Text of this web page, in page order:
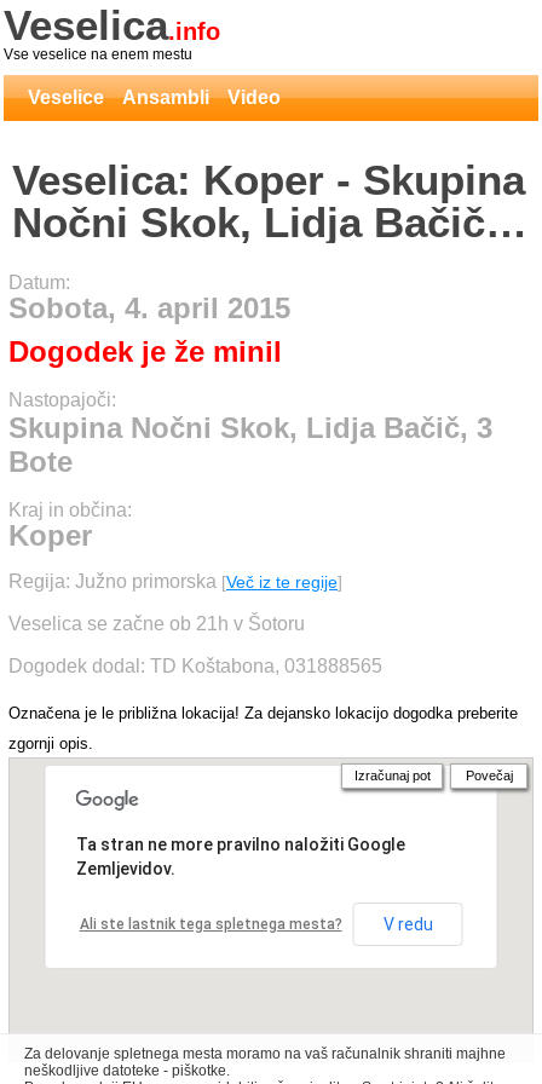
Veselica.info
Vse veselice na enem mestu
Veselice Ansambli Video
Veselica: Koper - Skupina
Nočni Skok, Lidja Bačič,
3 Bote
Datum:
Sobota, 4. april 2015
Dogodek je že minil
Nastopajoči:
Skupina Nočni Skok, Lidja Bačič, 3
Bote
Kraj in občina:
Koper
Regija: Južno primorska [Več iz te regije]
Veselica se začne ob 21h v Šotoru
Dogodek dodal: TD Koštabona, 031888565
Označena je le približna lokacija! Za dejansko lokacijo dogodka preberite
zgornji opis.
Ta stran ne more pravilno naložiti Google
Zemljevidov.
Ali ste lastnik tega spletnega mesta? V redu
Izračunaj pot Povečaj
Za delovanje spletnega mesta moramo na vaš računalnik shraniti majhne
neškodljive datoteke - piškotke.